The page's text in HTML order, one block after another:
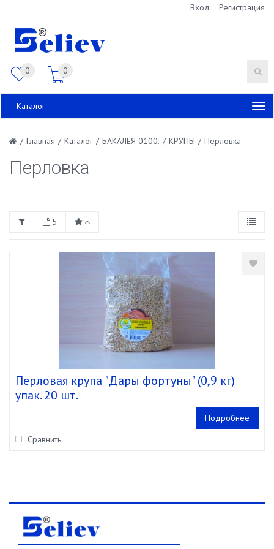
Вход Регистрация
0 0
Каталог
/ Главная / Каталог / БАКАЛЕЯ 0100. / КРУПЫ / Перловка
Перловка
5
Перловая крупа "Дары фортуны" (0,9 кг)
упак. 20 шт.
Подробнее
Сравнить